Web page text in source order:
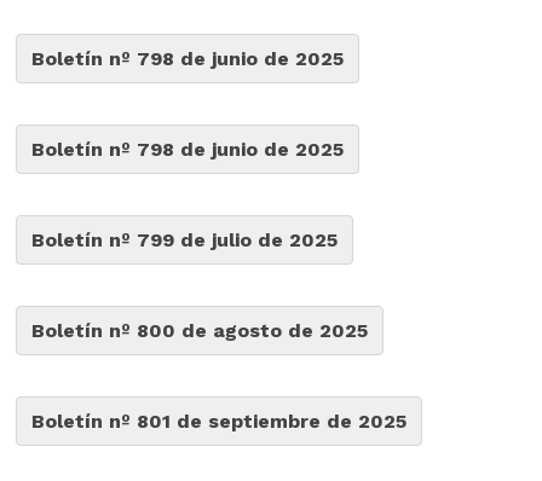
Boletín nº 798 de junio de 2025
Boletín nº 798 de junio de 2025
Boletín nº 799 de julio de 2025
Boletín nº 800 de agosto de 2025
Boletín nº 801 de septiembre de 2025